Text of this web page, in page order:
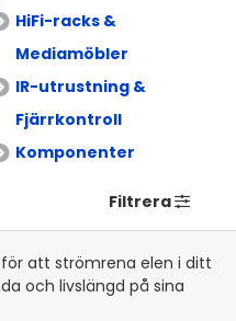
HiFi-racks &
Mediamöbler
IR-utrustning &
Fjärrkontroll
Komponenter
att strömrena elen i ditt
och livslängd på sina
Filtrera